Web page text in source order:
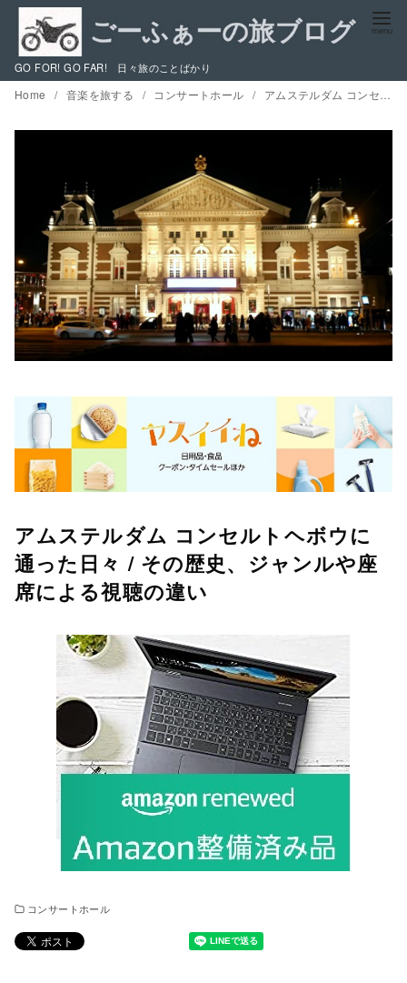
ン
GO FOR! GO FAR! 日々旅のことばかり
Home 音楽を旅する コンサートホール アムステルダム コンセルトヘボウに通った日々 / その歴史、ジャンルや座席による視聴の違い
アムステルダム コンセルトヘボウに
通った日々 / その歴史、ジャンルや座
席による視聴の違い
コンサートホール